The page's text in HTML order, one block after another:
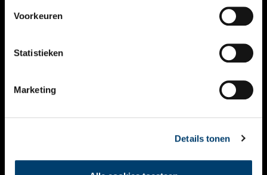
Voorkeuren
Statistieken
Marketing
Details tonen
KALENDER
THEMA’S
VIDEO’S
CONTACT